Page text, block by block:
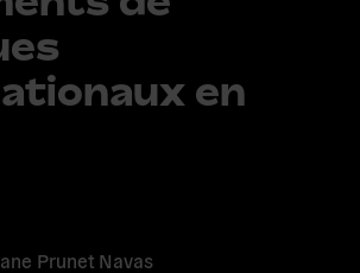
en
Prunet Navas